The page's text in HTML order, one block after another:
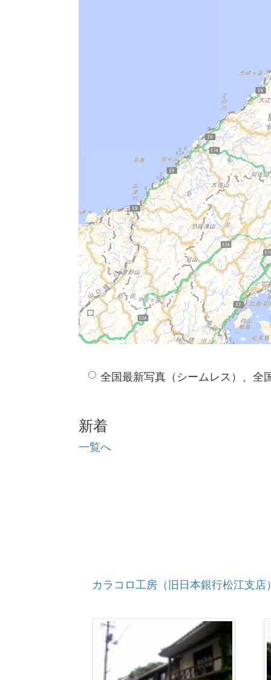
全国最新写真（シームレス）、全
新着
一覧へ
カラコロ工房（旧日本銀行松江支店